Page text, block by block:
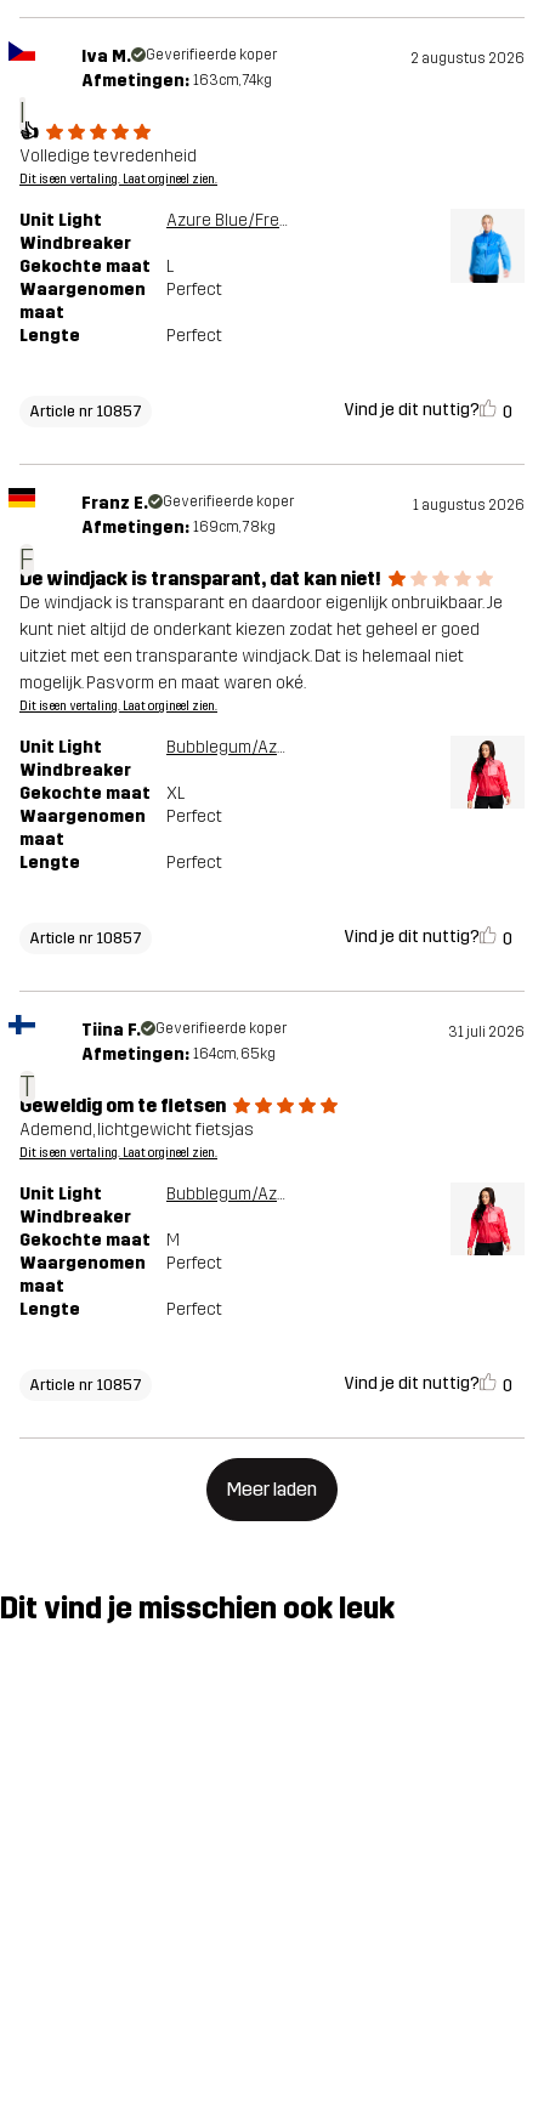
I
Iva M. Geverifieerde koper 2 augustus 2026
Afmetingen: 163cm, 74kg
👍
Volledige tevredenheid
Dit is een vertaling. Laat orgineel zien.
Unit Light
Windbreaker
Azure Blue/French Blue
Gekochte maat
L
Waargenomen
maat
Perfect
Lengte Perfect
Article nr 10857 Vind je dit nuttig? 0
F
Franz E. Geverifieerde koper 1 augustus 2026
Afmetingen: 169cm, 78kg
De windjack is transparant, dat kan niet!
De windjack is transparant en daardoor eigenlijk onbruikbaar. Je
kunt niet altijd de onderkant kiezen zodat het geheel er goed
uitziet met een transparante windjack. Dat is helemaal niet
mogelijk. Pasvorm en maat waren oké.
Dit is een vertaling. Laat orgineel zien.
Unit Light
Windbreaker
Bubblegum/Azalea
Gekochte maat
XL
Waargenomen
maat
Perfect
Lengte Perfect
Article nr 10857 Vind je dit nuttig? 0
T
Tiina F. Geverifieerde koper 31 juli 2026
Afmetingen: 164cm, 65kg
Geweldig om te fietsen
Ademend, lichtgewicht fietsjas
Dit is een vertaling. Laat orgineel zien.
Unit Light
Windbreaker
Bubblegum/Azalea
Gekochte maat
M
Waargenomen
maat
Perfect
Lengte Perfect
Article nr 10857 Vind je dit nuttig? 0
Meer laden
Dit vind je misschien ook leuk